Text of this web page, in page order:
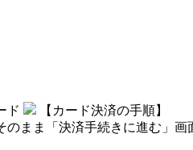
ド
【カード決済の手順】
まま「決済手続きに進む」画